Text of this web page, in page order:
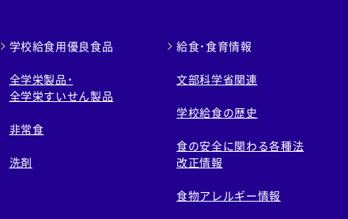
学校給食用優良食品
全学栄製品・
全学栄すいせん製品
非常食
洗剤
給食・食育情報
文部科学省関連
学校給食の歴史
食の安全に関わる各種法
改正情報
食物アレルギー情報